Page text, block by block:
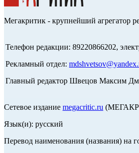
Мегакритик - крупнейший агрегатор
Телефон редакции: 89220866202,
Рекламный отдел:
Главный редактор Швецов Максим
Сетевое издание megacritic.ru
Язык(и): русский
Перевод наименования (названия) на